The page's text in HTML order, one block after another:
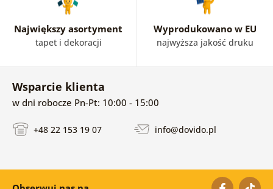
Największy asortyment
tapet i dekoracji
Wyprodukowano w EU
najwyższa jakość druku
Wsparcie klienta
w dni robocze Pn-Pt: 10:00 - 15:00
+48 22 153 19 07 info@dovido.pl